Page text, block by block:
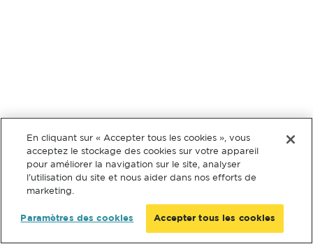
En cliquant sur « Accepter tous les cookies », vous
acceptez le stockage des cookies sur votre appareil
pour améliorer la navigation sur le site, analyser
l’utilisation du site et nous aider dans nos efforts de
marketing.
Paramètres des cookies Accepter tous les cookies